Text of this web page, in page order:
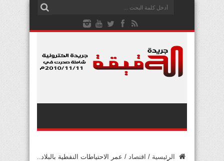
الرئيسية / اقتصاد / عمر الاحتياطات النفطية بالبلاد..